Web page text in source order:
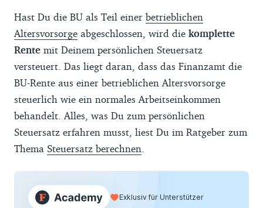
Hast Du die BU als Teil einer betrieblichen
Altersvorsorge abgeschlossen, wird die komplette
Rente mit Deinem persönlichen Steuersatz
versteuert. Das liegt daran, dass das Finanzamt die
BU-Rente aus einer betrieblichen Altersvorsorge
steuerlich wie ein normales Arbeitseinkommen
behandelt. Alles, was Du zum persönlichen
Steuersatz erfahren musst, liest Du im Ratgeber zum
Thema Steuersatz berechnen
Exklusiv für Unterstützer